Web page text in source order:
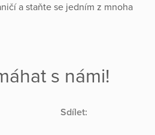
a staňte se jedním z mnoha
s námi!
Sdílet: